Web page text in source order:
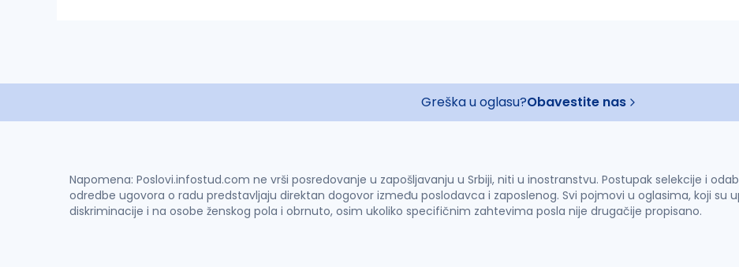
Greška u oglasu?Obavestite nas
Napomena: Poslovi.infostud.com ne vrši posredovanje u zapošljavanju u Srbiji, niti u inostranstvu. Postupak selekcije i
odredbe ugovora o radu predstavljaju direktan dogovor između poslodavca i zaposlenog. Svi pojmovi u oglasima, koji su
diskriminacije i na osobe ženskog pola i obrnuto, osim ukoliko specifičnim zahtevima posla nije drugačije propisano.